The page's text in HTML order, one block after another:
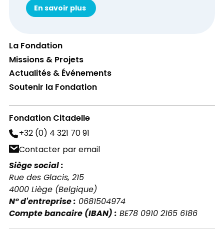
En savoir plus
La Fondation
Missions & Projets
Actualités & Événements
Soutenir la Fondation
Fondation Citadelle
+32 (0) 4 321 70 91
Contacter par email
Siège social :
Rue des Glacis, 215
4000 Liège (Belgique)
N° d'entreprise : 0681504974
Compte bancaire (IBAN) : BE78 0910 2165 6186